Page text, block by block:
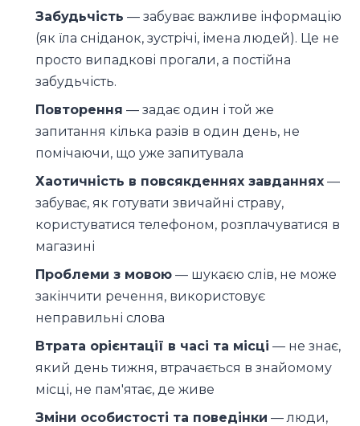
Забудьчість — забуває важливе інформацію
(як їла сніданок, зустрічі, імена людей). Це не
просто випадкові прогали, а постійна
забудьчість.
Повторення — задає один і той же
запитання кілька разів в один день, не
помічаючи, що уже запитувала
Хаотичність в повсякденнях завданнях —
забуває, як готувати звичайні страву,
користуватися телефоном, розплачуватися в
магазині
Проблеми з мовою — шукаєю слів, не може
закінчити речення, використовує
неправильні слова
Втрата орієнтації в часі та місці — не знає,
який день тижня, втрачається в знайомому
місці, не пам'ятає, де живе
Зміни особистості та поведінки — люди,